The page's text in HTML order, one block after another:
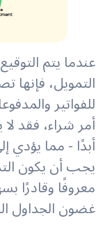
عندما يتم
التمويل، فإنها
للفواتير
أمر شراء، فقد
أبدًا - مما يؤدي
يجب أن يكون
معروفًا وقادرًا
غضون الجداول